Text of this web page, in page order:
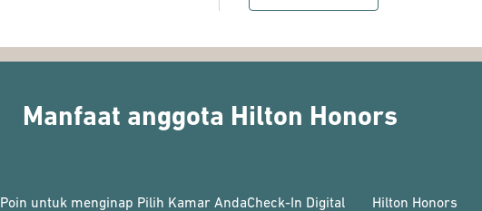
Manfaat anggota Hilton Honors
Poin untuk menginap Pilih Kamar AndaCheck-In Digital
Hilton Honors